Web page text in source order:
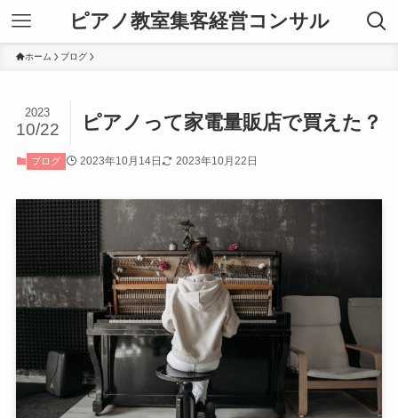
ピアノ教室集客経営コンサル
ホーム ブログ
ピアノって家電量販店で買えた？
2023
10/22
ブログ 2023年10月14日 2023年10月22日